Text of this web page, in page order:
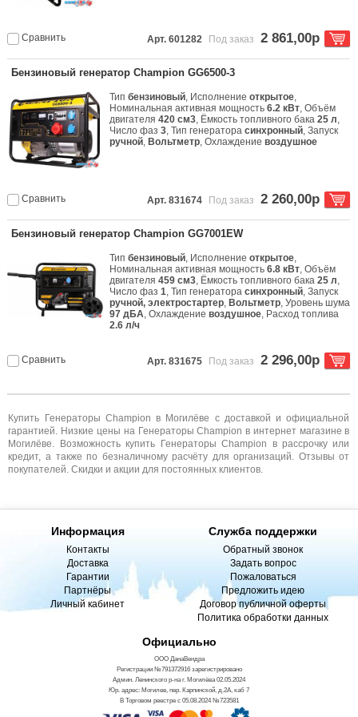
Купить Генераторы Champion в Могилёве с доставкой и официальной
гарантией. Низкие цены на Генераторы Champion в интернет магазине в
Могилёве. Возможность купить Генераторы Champion в рассрочку или
кредит, а также по безналичному расчёту для организаций. Отзывы от
покупателей. Скидки и акции для постоянных клиентов.
Сравнить Арт. 601282 Под заказ 2 861,00р
Бензиновый генератор Champion GG6500-3
Типбензиновый, Исполнениеоткрытое,
Номинальная активная мощность6.2 кВт, Объём
двигателя420 см3, Ёмкость топливного бака25 л,
Число фаз3, Тип генераторасинхронный, Запуск
ручной, Вольтметр, Охлаждениевоздушное
Сравнить Арт. 831674 Под заказ 2 260,00р
Бензиновый генератор Champion GG7001EW
Типбензиновый, Исполнениеоткрытое,
Номинальная активная мощность6.8 кВт, Объём
двигателя459 см3, Ёмкость топливного бака25 л,
Число фаз1, Тип генераторасинхронный, Запуск
ручной, электростартер, Вольтметр, Уровень шума
97 дБА, Охлаждениевоздушное, Расход топлива
2.6 л/ч
Сравнить Арт. 831675 Под заказ 2 296,00р
Информация
Контакты
Доставка
Гарантии
Партнёры
Личный кабинет
Служба поддержки
Обратный звонок
Задать вопрос
Пожаловаться
Предложить идею
Договор публичной оферты
Политика обработки данных
Официально
ООО ДанаВендра
Регистрации №791372916 зарегистрировано
Админ. Ленинского р-на г. Могилёва 02.05.2024
Юр. адрес: Могилев, пер. Карпинской, д.2А, каб 7
В Торговом реестре с 05.08.2024 №723581